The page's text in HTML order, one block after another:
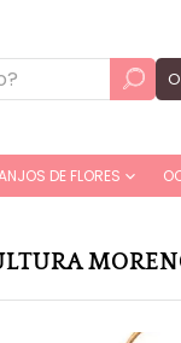
DE FLORES